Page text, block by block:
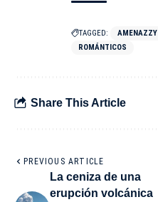
TAGGED: AMENAZZY
ROMÁNTICOS
Share This Article
PREVIOUS ARTICLE
La ceniza de una
erupción volcánica